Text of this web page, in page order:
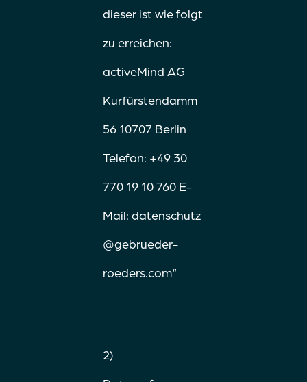
dieser ist wie folgt
zu erreichen:
activeMind AG
Kurfürstendamm
56 10707 Berlin
Telefon: +49 30
770 19 10 760 E-
Mail: datenschutz
@gebrueder-
roeders.com“
2)